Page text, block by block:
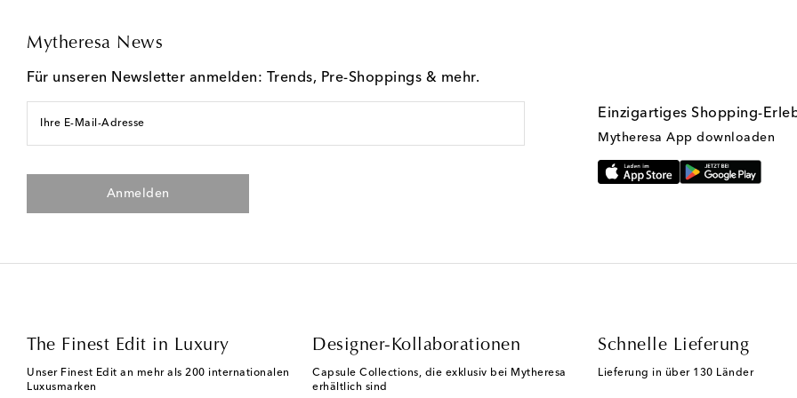
Mytheresa News
Für unseren Newsletter anmelden: Trends, Pre-Shoppings & mehr.
Ihre E-Mail-Adresse
Anmelden
Einzigartiges Shopping-
Mytheresa App downloaden
The Finest Edit in Luxury
Unser Finest Edit an mehr als 200 internationalen
Luxusmarken
Designer-Kollaborationen
Capsule Collections, die exklusiv bei Mytheresa
erhältlich sind
Schnelle Lieferung
Lieferung in über 130 Länder